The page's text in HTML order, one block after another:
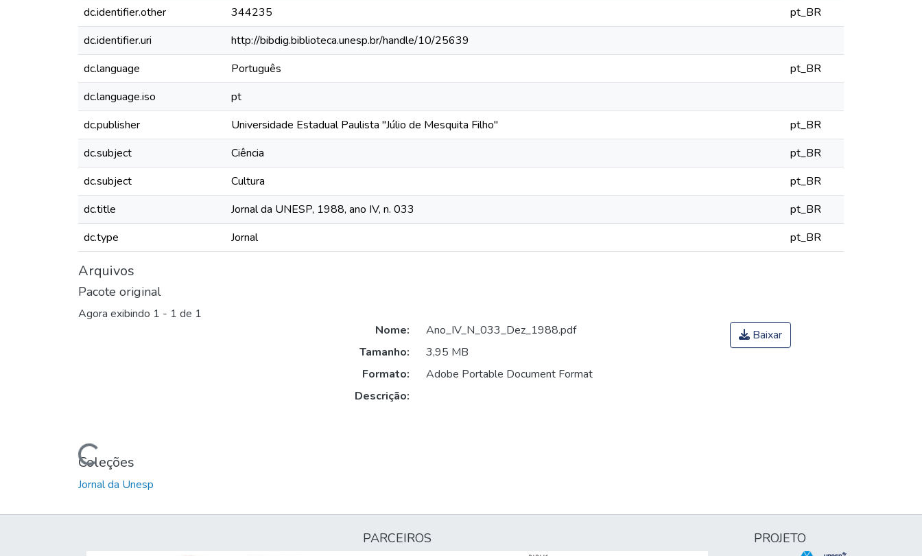
dc.identifier.other
344235
pt_BR
dc.identifier.uri
http://bibdig.biblioteca.unesp.br/handle/10/25639
dc.language
Português
pt_BR
dc.language.iso
pt
dc.publisher
Universidade Estadual Paulista "Júlio de Mesquita Filho"
pt_BR
dc.subject
Ciência
pt_BR
dc.subject
Cultura
pt_BR
dc.title
Jornal da UNESP, 1988, ano IV, n. 033
pt_BR
dc.type
Jornal pt_BR
Arquivos
Pacote original
Agora exibindo 1 - 1 de 1
Carregando...
Nome:
Ano_IV_N_033_Dez_1988.pdf
Tamanho:
3,95 MB
Formato:
Adobe Portable Document Format
Descrição:
Baixar
Coleções
Jornal da Unesp
PARCEIROS PROJETO